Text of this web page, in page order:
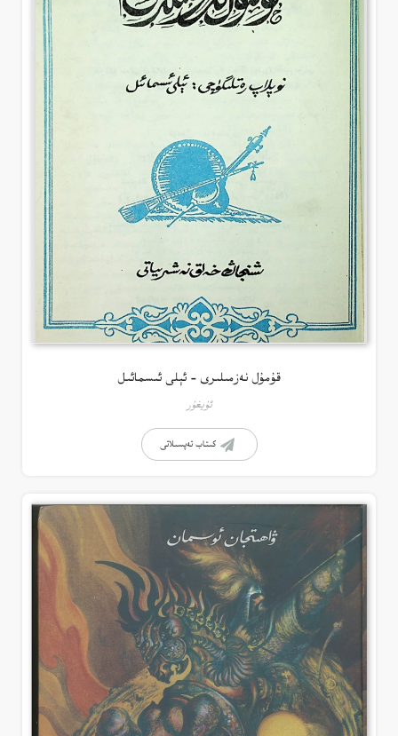
قۇمۇل نەزمىلىرى – ئېلى ئىسمائىل
ئۇيغۇر
كىتاب تەپسىلاتى